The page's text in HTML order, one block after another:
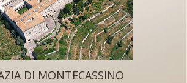
DI MONTECASSINO